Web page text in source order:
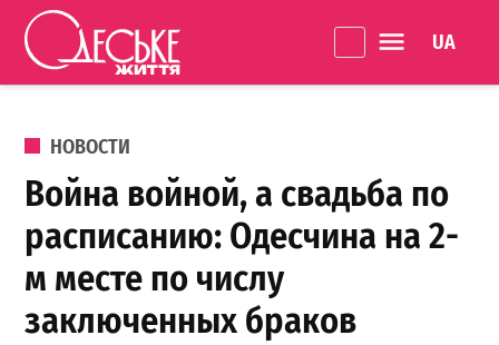
Перейти к содержанию
життя
ОПУБЛИКОВАНО В
НОВОСТИ
Война войной, а свадьба по
расписанию: Одесчина на 2-
м месте по числу
заключенных браков